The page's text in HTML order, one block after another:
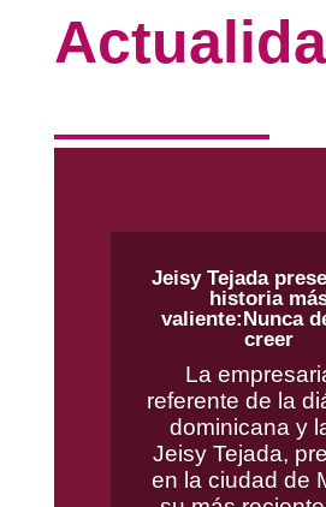
Jeisy Tejada
historia
valiente:Nunca
creer
La
referente de la
dominicana y
Jeisy Tejada,
en la ciudad de